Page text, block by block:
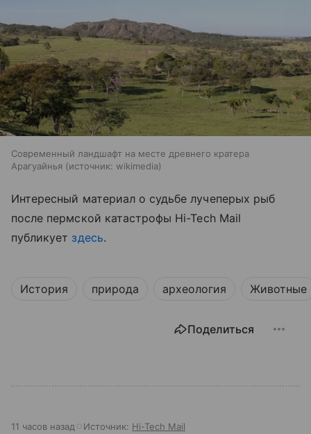
Современный ландшафт на месте древнего кратера
Арагуайнья
источник: wikimedia
Интересный материал о судьбе лучеперых рыб
после пермской катастрофы Hi-Tech Mail
публикует здесь.
История природа археология Животные
Поделиться
11 часов назад Источник: Hi-Tech Mail